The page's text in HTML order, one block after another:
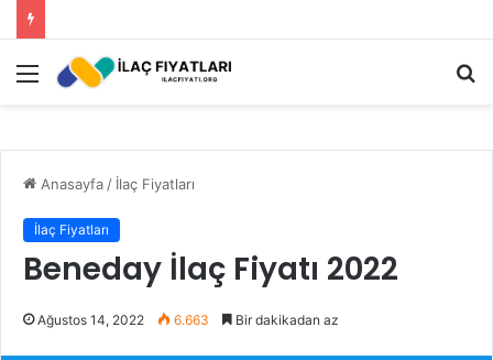
Menü
Anasayfa/ İlaç Fiyatları
İlaç Fiyatları
Beneday İlaç Fiyatı 2022
Ağustos 14, 2022 6.663 Bir dakikadan az